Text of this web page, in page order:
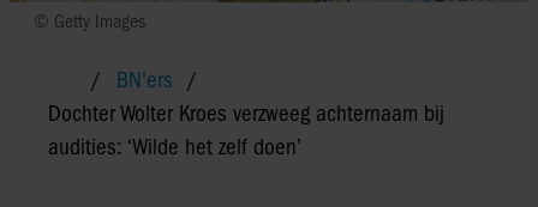
© Getty Images
BN'ers
Dochter Wolter Kroes verzweeg achternaam bij
audities: ‘Wilde het zelf doen’